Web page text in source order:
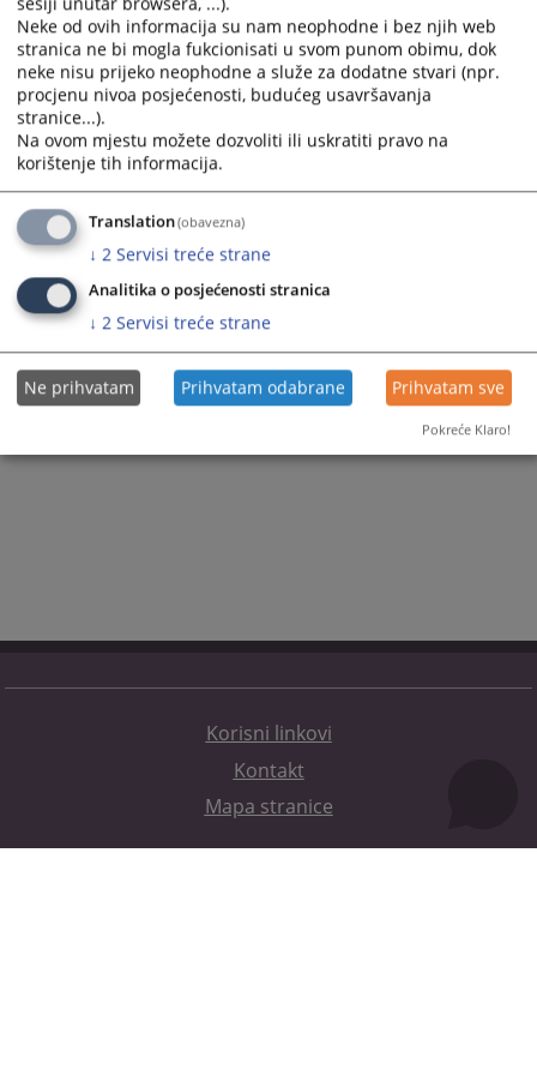
101 PREGLEDA
Korisni linkovi
Kontakt
Mapa stranice
Neke od ovih informacija su nam neophodne i bez njih web
stranica ne bi mogla fukcionisati u svom punom obimu, dok
neke nisu prijeko neophodne a služe za dodatne stvari (npr.
procjenu nivoa posjećenosti, budućeg usavršavanja
stranice...).
Na ovom mjestu možete dozvoliti ili uskratiti pravo na
korištenje tih informacija.
Translation(obavezna)
↓ 2 Servisi treće strane
Analitika o posjećenosti stranica
↓ 2 Servisi treće strane
Ne prihvatam Prihvatam odabrane Prihvatam sve
Pokreće Klaro!